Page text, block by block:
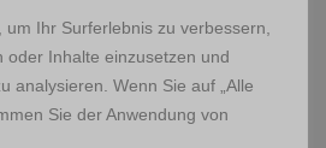
Ihr Surferlebnis zu verbessern,
oder Inhalte einzusetzen und
analysieren. Wenn Sie auf „Alle
Sie der Anwendung von